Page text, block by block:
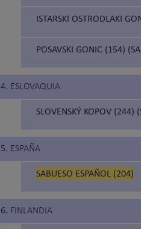
ISTARSKI OSTRODLAKI
POSAVSKI GONIC (154)
4. ESLOVAQUIA
SLOVENSKÝ KOPOV (244)
5. ESPAÑA
SABUESO ESPAÑOL (204)
6. FINLANDIA